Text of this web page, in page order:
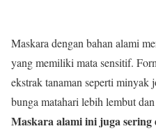
Maskara dengan bahan alami
yang memiliki mata sensitif.
ekstrak tanaman seperti
bunga matahari lebih lembut
Maskara alami ini juga